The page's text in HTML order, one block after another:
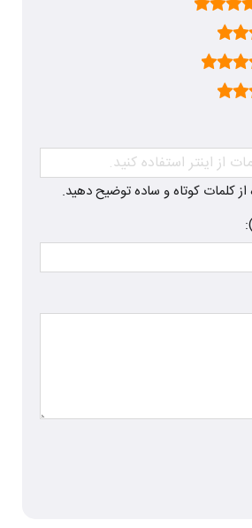
از کلمات کوتاه و ساده توضیح دهید.